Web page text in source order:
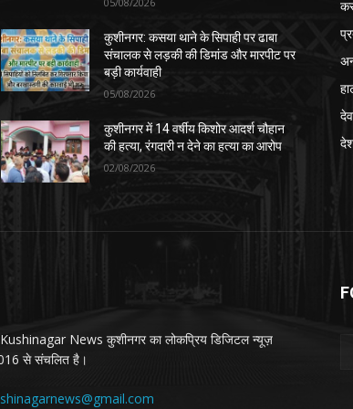
कुशीनगर: कसया थाने के सिपाही पर ढाबा
संचालक से लड़की की डिमांड और मारपीट पर
बड़ी कार्यवाही
05/08/2026
कुशीनगर में 14 वर्षीय किशोर आदर्श चौहान
की हत्या, रंगदारी न देने का हत्या का आरोप
02/08/2026
Kushinagar News कुशीनगर का लोकप्रिय डिजिटल न्यूज़
से संचलित है।